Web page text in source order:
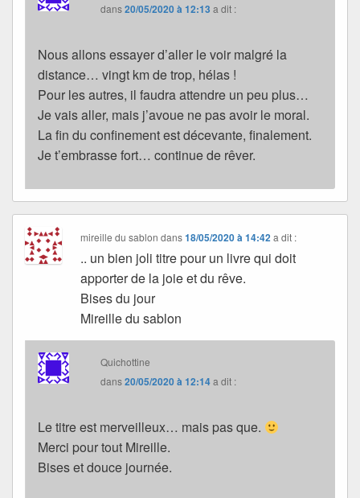
dans20/05/2020 à 12:13 a dit :
Nous allons essayer d’aller le voir malgré la
distance… vingt km de trop, hélas !
Pour les autres, il faudra attendre un peu plus…
Je vais aller, mais j’avoue ne pas avoir le moral.
La fin du confinement est décevante, finalement.
Je t’embrasse fort… continue de rêver.
mireille du sablon dans18/05/2020 à 14:42 a dit :
.. un bien joli titre pour un livre qui doit
apporter de la joie et du rêve.
Bises du jour
Mireille du sablon
Quichottine
dans20/05/2020 à 12:14a dit :
Le titre est merveilleux… mais pas que.
Merci pour tout Mireille.
Bises et douce journée.